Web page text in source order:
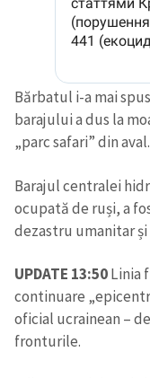
Bărbatul i-a mai
barajului a dus la
„parc safari” din aval.
Barajul centralei
ocupată de ruși, a
dezastru umanitar
UPDATE 13:50Linia
continuare
oficial ucrainean –
fronturile.